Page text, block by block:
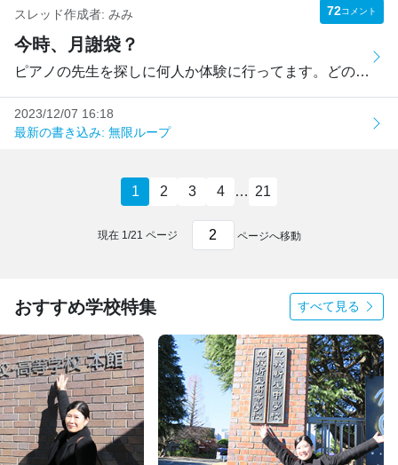
スレッド作成者: みみ 72コメント
今時、月謝袋？
ピアノの先生を探しに何人か体験に行ってます。どの先生から...
2023/12/07 16:18
最新の書き込み: 無限ループ
1 2 3 4 … 21
現在 1/21 ページ ページへ移動
おすすめ学校特集 すべて見る